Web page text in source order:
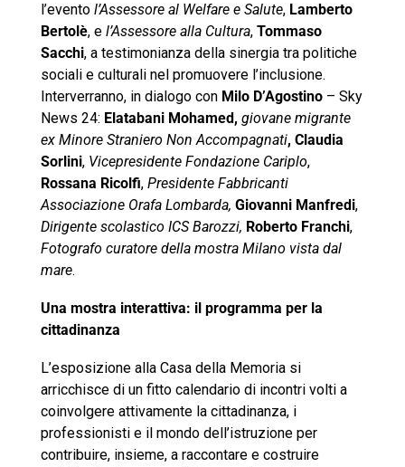
l’evento l’Assessore al Welfare e Salute, Lamberto
Bertolè, e l’Assessore alla Cultura, Tommaso
Sacchi, a testimonianza della sinergia tra politiche
sociali e culturali nel promuovere l’inclusione.
Interverranno, in dialogo con Milo D’Agostino– Sky
News 24: Elatabani Mohamed, giovane migrante
ex Minore Straniero Non Accompagnati, Claudia
Sorlini, Vicepresidente Fondazione Cariplo,
Rossana Ricolfi, Presidente Fabbricanti
Associazione Orafa Lombarda, Giovanni Manfredi,
Dirigente scolastico ICS Barozzi, Roberto Franchi,
Fotografo curatore della mostra Milano vista dal
mare.
Una mostra interattiva: il programma per la
cittadinanza
L’esposizione alla Casa della Memoria si
arricchisce di un fitto calendario di incontri volti a
coinvolgere attivamente la cittadinanza, i
professionisti e il mondo dell’istruzione per
contribuire, insieme, a raccontare e costruire